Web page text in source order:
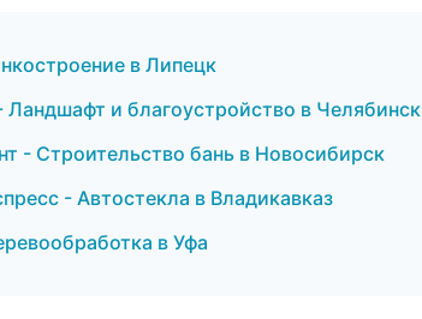
в Липецк
и благоустройство в Челябинск
- Строительство бань в Новосибирск
- Автостекла в Владикавказ
в Уфа